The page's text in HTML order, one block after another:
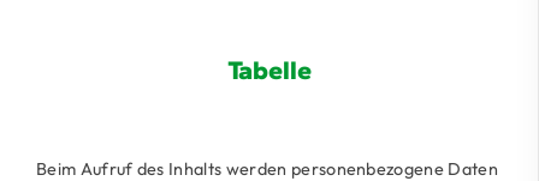
Tabelle
Beim Aufruf des Inhalts werden personenbezogene Daten